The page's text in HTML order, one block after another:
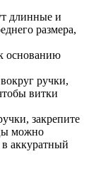
длинные и
размера,
основанию
ручки,
витки
закрепите
можно
в аккуратный